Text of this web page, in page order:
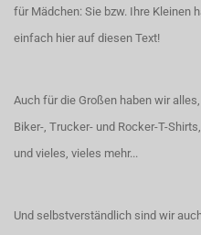
für Mädchen: Sie bzw. Ihre Kleinen
einfach hier auf diesen Text!
Auch für die Großen haben wir
Biker-, Trucker- und Rocker-T-Shirts
und vieles, vieles mehr...
Und selbstverständlich sind wir